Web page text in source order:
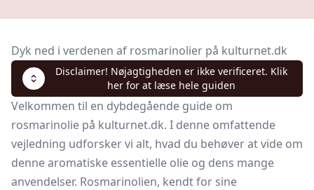
Dyk ned i verdenen af rosmarinolier på kulturnet.dk
Disclaimer! Nøjagtigheden er ikke verificeret. Klik
her for at læse hele guiden
Velkommen til en dybdegående guide om
rosmarinolie på kulturnet.dk. I denne omfattende
vejledning udforsker vi alt, hvad du behøver at vide om
denne aromatiske essentielle olie og dens mange
anvendelser. Rosmarinolien, kendt for sine